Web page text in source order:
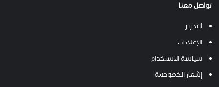
تواصل معنا
التحرير
الإعلانات
سياسة الاستخدام
إشعار الخصوصية